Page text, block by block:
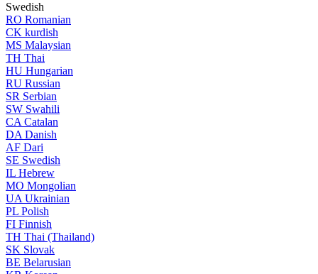
Swedish
RO Romanian
CK kurdish
MS Malaysian
TH Thai
HU Hungarian
RU Russian
SR Serbian
SW Swahili
CA Catalan
DA Danish
AF Dari
SE Swedish
IL Hebrew
MO Mongolian
UA Ukrainian
PL Polish
FI Finnish
TH Thai (Thailand)
SK Slovak
BE Belarusian